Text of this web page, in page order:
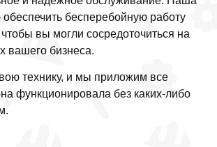
бесперебойную работу
вы могли сосредоточиться на
вашего бизнеса.
технику, и мы приложим все
функционировала без каких-либо